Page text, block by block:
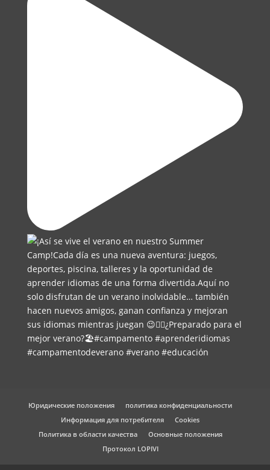
Юридические положения
политика конфиденциальности
Информация для потребителя
Cookies
Политика в области качества
Основные положения
Протокол LOPIVI